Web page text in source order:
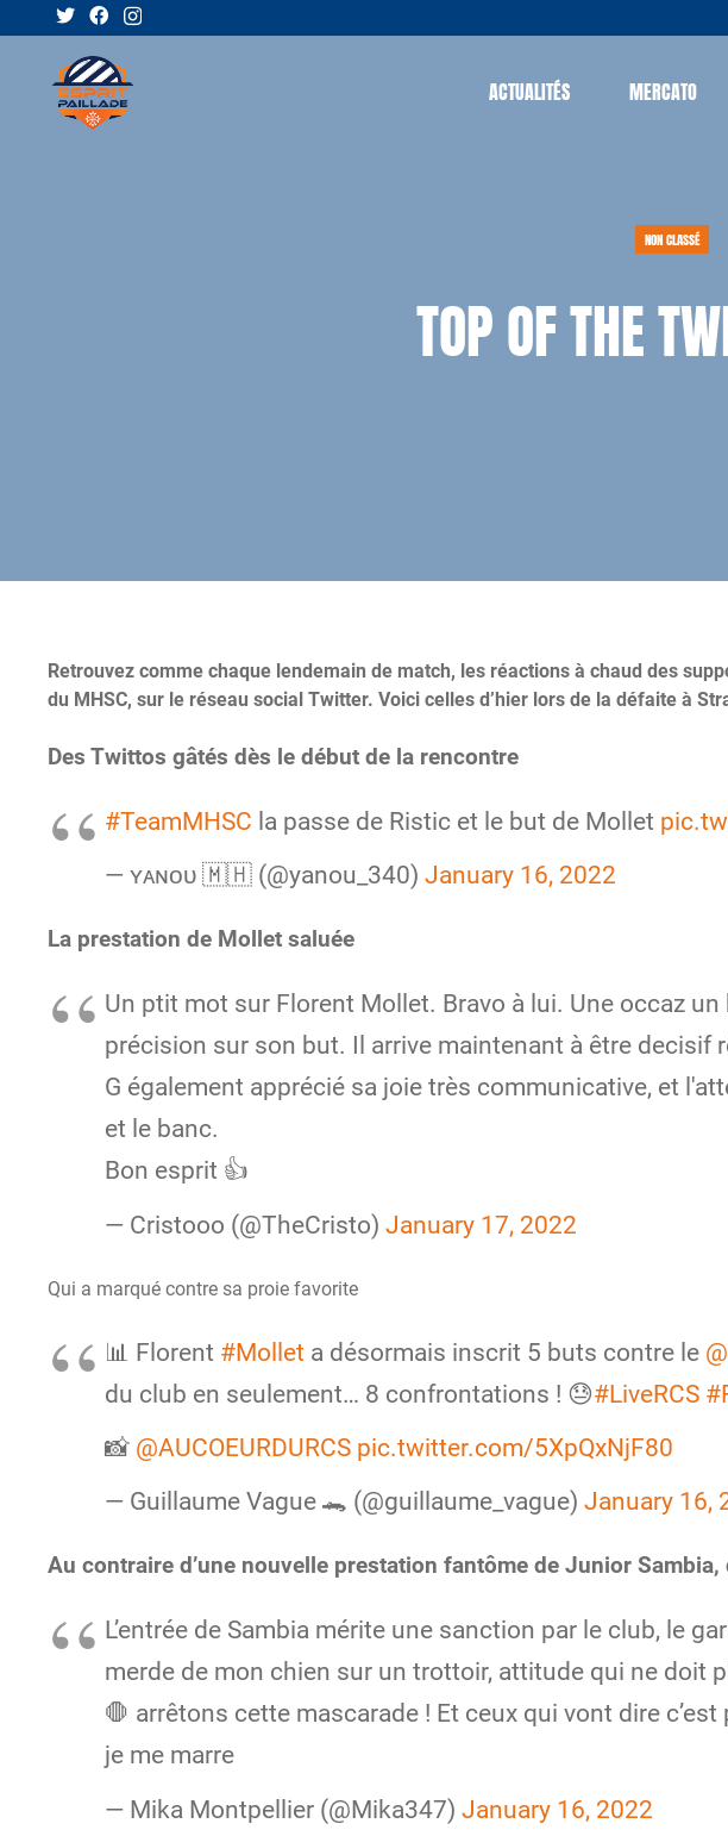
ACTUALITÉS MERCATO
NON CLASSÉ
TOP OF THE
Retrouvez comme chaque lendemain de match, les réactions à chaud des
du MHSC, sur le réseau social Twitter. Voici celles d’hier lors de la défaite à
Des Twittos gâtés dès le début de la rencontre
#TeamMHSC la passe de Ristic et le but de Mollet
— ʏᴀɴᴏᴜ 🇲🇭 (@yanou_340) January 16, 2022
La prestation de Mollet saluée
Un ptit mot sur Florent Mollet. Bravo à lui. Une occaz
précision sur son but. Il arrive maintenant à être decisif
G également apprécié sa joie très communicative, et
et le banc.
Bon esprit 👍
— Cristooo (@TheCristo) January 17, 2022
Qui a marqué contre sa proie favorite
📊 Florent #Mollet a désormais inscrit 5 buts contre le
du club en seulement… 8 confrontations ! 😓#LiveRCS
📸 @AUCOEURDURCS pic.twitter.com/5XpQxNjF80
— Guillaume Vague 🐊 (@guillaume_vague) January 16,
Au contraire d’une nouvelle prestation fantôme de Junior
L’entrée de Sambia mérite une sanction par le club, le
merde de mon chien sur un trottoir, attitude qui ne doit
🛑 arrêtons cette mascarade ! Et ceux qui vont dire
je me marre
— Mika Montpellier (@Mika347) January 16, 2022